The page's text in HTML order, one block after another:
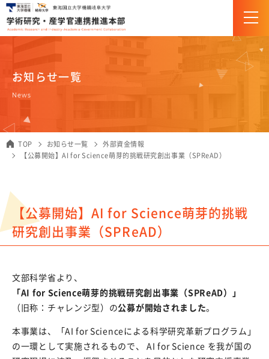
組織・体制
企画・研究支援部門（URA）について
産学官連携推進部門について
科研費
JST創発的研究支援事業
e-Rad登録
競争的研究費における制度改善
外部資金獲得手当
競争的研究費の直接経費からの研究代表者（PI）の人件
お知らせ一覧
News
TOP お知らせ一覧
外部資金情報
【公募開始】AI for Science萌芽的挑戦研究創出事業（SPReAD）
【公募開始】AI for Science萌芽的挑戦
研究創出事業（SPReAD）
文部科学省より、
「AI for Science萌芽的挑戦研究創出事業（SPReAD）」
（旧称：チャレンジ型）の公募が開始されました。
本事業は、「AI for Scienceによる科学研究革新プログラム」
の一環として実施されるもので、 AI for Science を我が国の